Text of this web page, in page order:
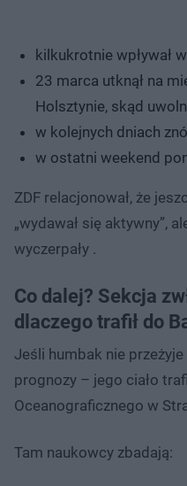
kilkukrotnie wpływał
23 marca utknął na
Holsztynie, skąd
w kolejnych dniach
w ostatni weekend
ZDF relacjonował, że
„wydawał się aktywny”,
wyczerpały .
Co dalej? Sekcja
dlaczego trafił do
Jeśli humbak nie
prognozy – jego ciało
Oceanograficznego w
Tam naukowcy zbadają: